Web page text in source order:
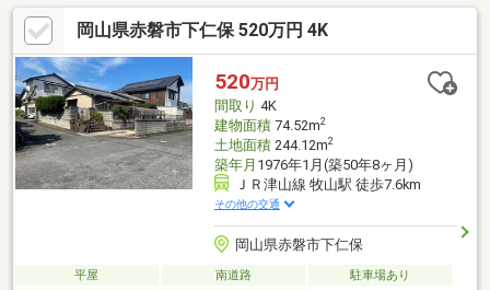
ートワークはもちろん、陶芸・絵画のアトリエやなど※告知事項
あり不動産に関するお問い合わせは「ハウスドゥ岡山大安寺」に
お任せください！一生で一度の大きなお買い物ですのでしっかり
とサポートさせて頂きます！◆◆──────◆◆ 物件見学予約受
付中！ お問い合わせはお早めに！ Free【0800-999-2103】
◆◆──────◆◆
岡山県赤磐市下仁保 520万円 4K
520万円
間取り 4K
建物面積74.52m2
土地面積244.12m2
築年月 1976年1月(築50年8ヶ月)
ＪＲ津山線 牧山駅 徒歩7.6km
その他の交通
岡山県赤磐市下仁保
平屋 南道路 駐車場あり